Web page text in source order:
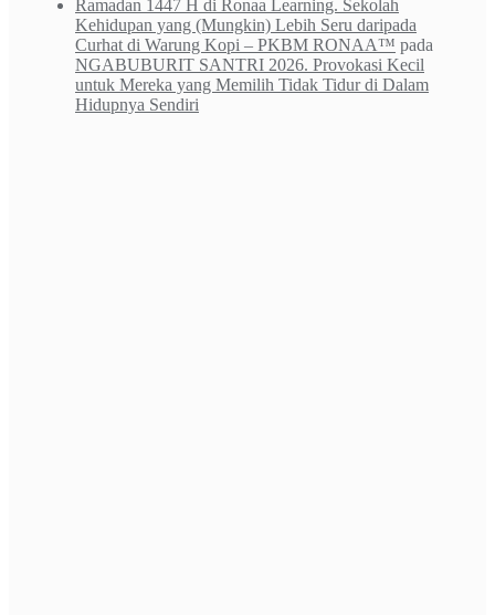
Ramadan 1447 H di Ronaa Learning. Sekolah
Kehidupan yang (Mungkin) Lebih Seru daripada
Curhat di Warung Kopi – PKBM RONAA™ pada
NGABUBURIT SANTRI 2026. Provokasi Kecil
untuk Mereka yang Memilih Tidak Tidur di Dalam
Hidupnya Sendiri